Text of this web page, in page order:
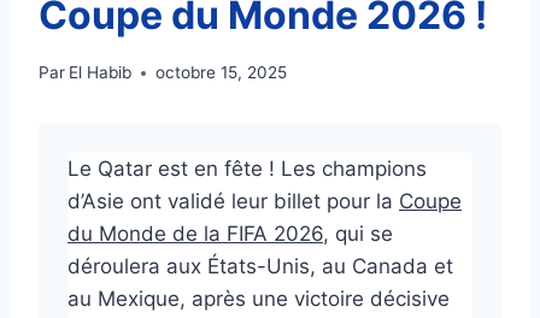
Coupe du Monde 2026 !
Par El Habib octobre 15, 2025
Le Qatar est en fête ! Les champions
d’Asie ont validé leur billet pour la Coupe
du Monde de la FIFA 2026, qui se
déroulera aux États-Unis, au Canada et
au Mexique, après une victoire décisive